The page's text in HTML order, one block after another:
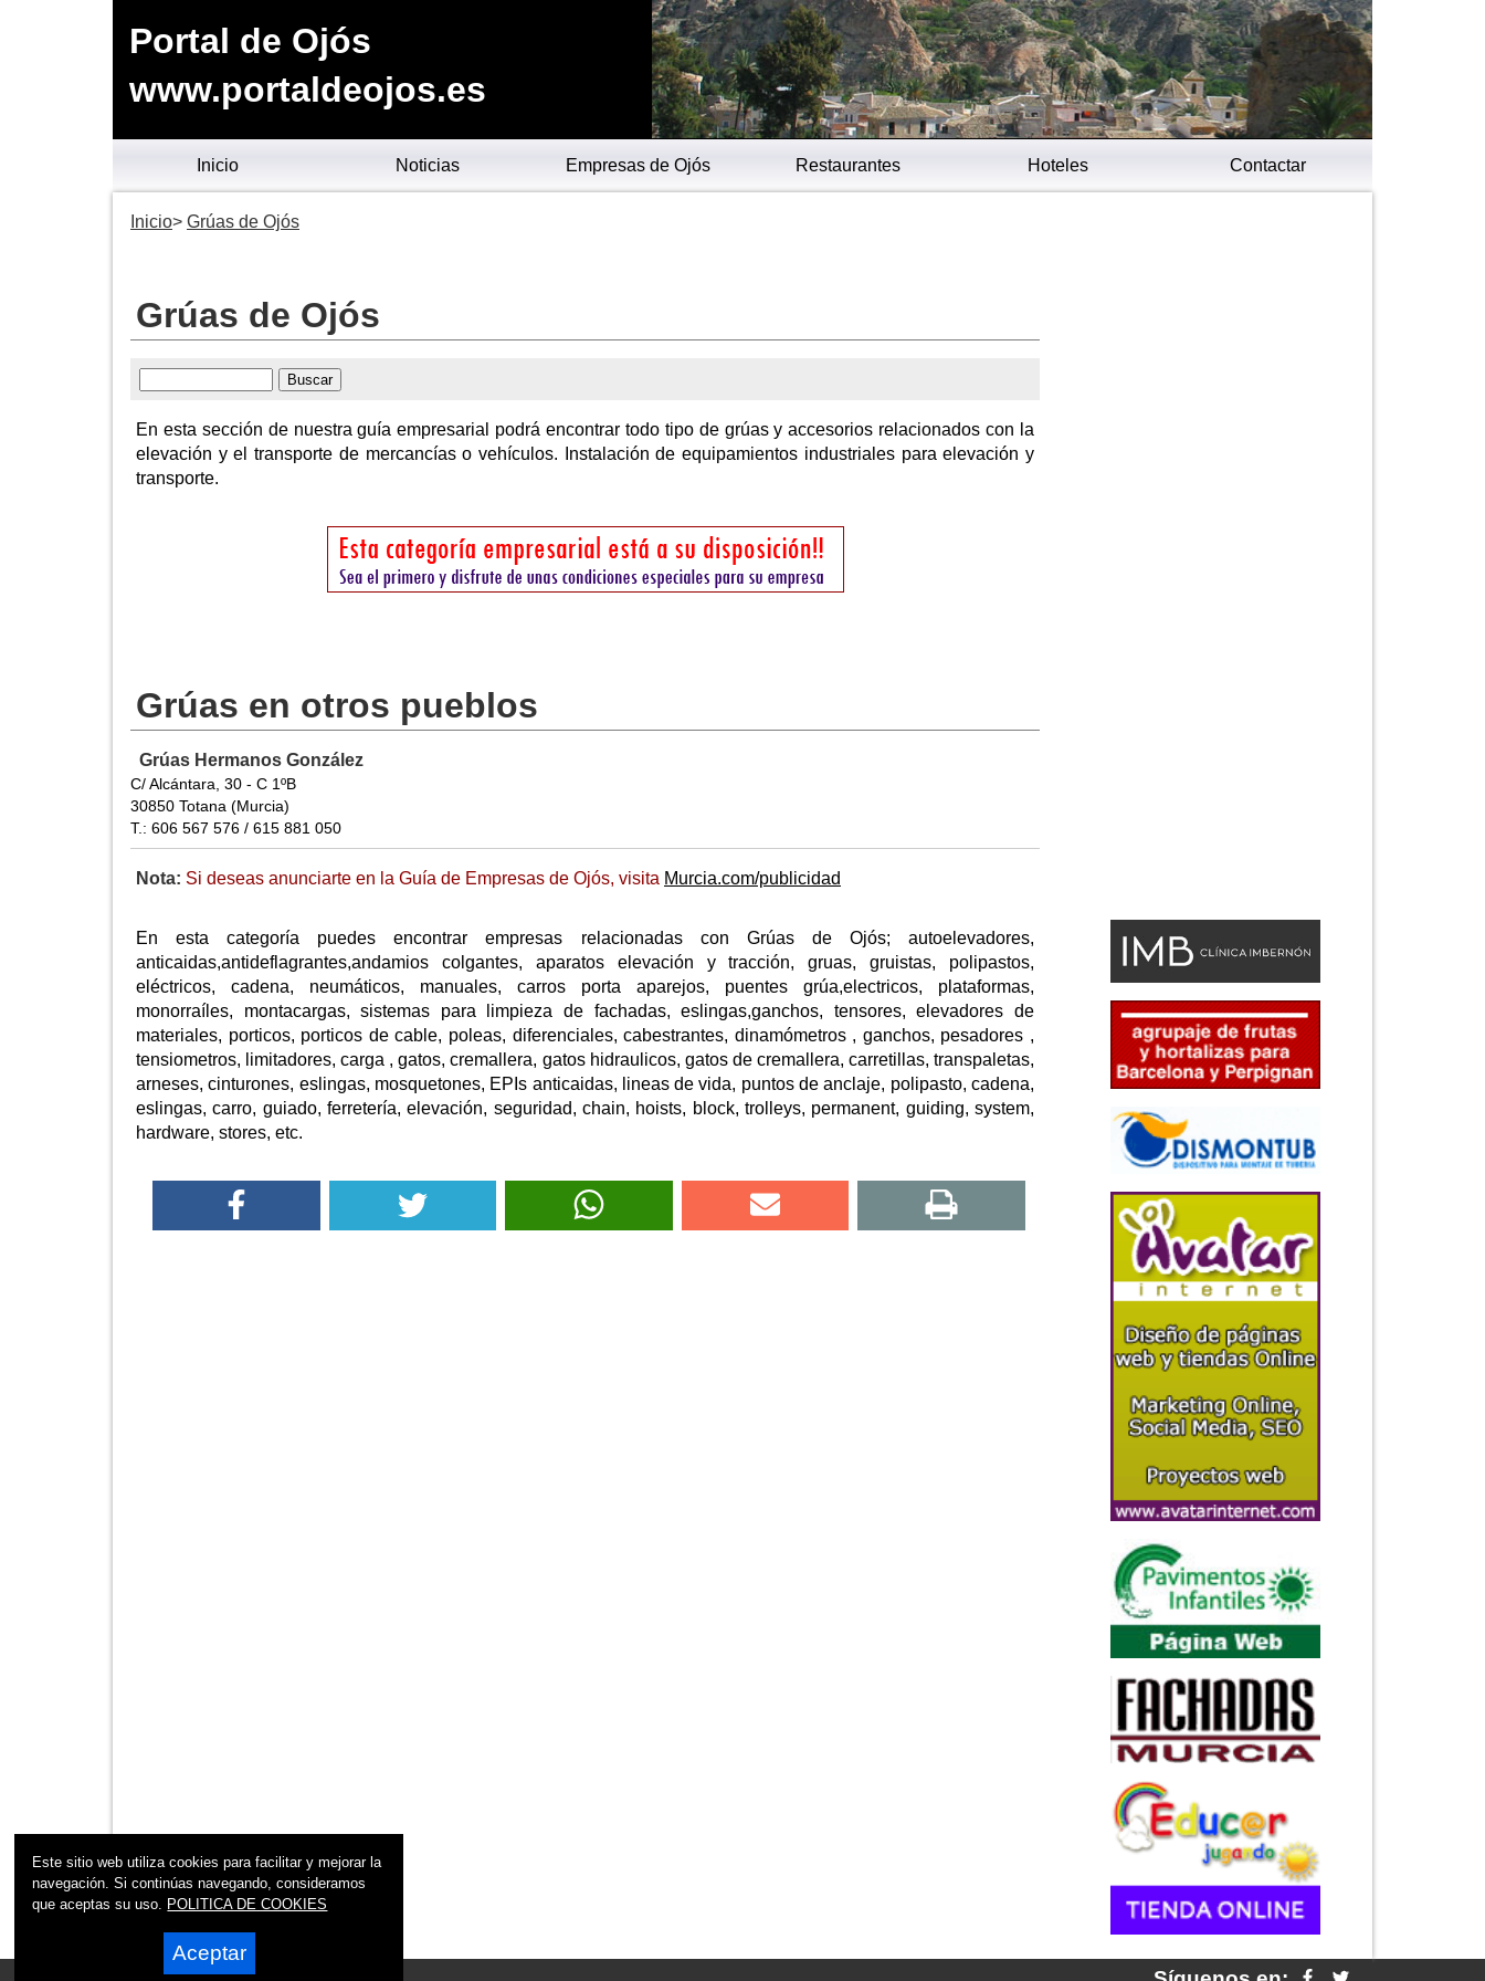
Portal de Ojós
www.portaldeojos.es
Inicio Noticias Empresas de Ojós Restaurantes Hoteles Contactar
Inicio Grúas de Ojós
Grúas de Ojós
En esta sección de nuestra guía empresarial podrá encontrar todo tipo de grúas y accesorios relacionados con la
elevación y el transporte de mercancías o vehículos. Instalación de equipamientos industriales para elevación y
transporte.
Grúas en otros pueblos
Grúas Hermanos González
C/ Alcántara, 30 - C 1ºB
30850 Totana (Murcia)
T.: 606 567 576 / 615 881 050
Nota: Si deseas anunciarte en la Guía de Empresas de Ojós, visita Murcia.com/publicidad
En esta categoría puedes encontrar empresas relacionadas con Grúas de Ojós; autoelevadores,
anticaidas,antideflagrantes,andamios colgantes, aparatos elevación y tracción, gruas, gruistas, polipastos,
eléctricos, cadena, neumáticos, manuales, carros porta aparejos, puentes grúa,electricos, plataformas,
monorraíles, montacargas, sistemas para limpieza de fachadas, eslingas,ganchos, tensores, elevadores de
materiales, porticos, porticos de cable, poleas, diferenciales, cabestrantes, dinamómetros , ganchos, pesadores ,
tensiometros, limitadores, carga , gatos, cremallera, gatos hidraulicos, gatos de cremallera, carretillas, transpaletas,
arneses, cinturones, eslingas, mosquetones, EPIs anticaidas, lineas de vida, puntos de anclaje, polipasto, cadena,
eslingas, carro, guiado, ferretería, elevación, seguridad, chain, hoists, block, trolleys, permanent, guiding, system,
hardware, stores, etc.
Este sitio web utiliza cookies para facilitar y mejorar la
navegación. Si continúas navegando, consideramos
que aceptas su uso. POLITICA DE COOKIES
Aceptar